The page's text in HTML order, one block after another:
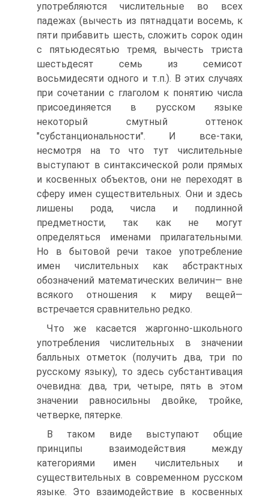
употребляются числительные во всех
падежах (вычесть из пятнадцати восемь, к
пяти прибавить шесть, сложить сорок один
с пятьюдесятью тремя, вычесть триста
шестьдесят семь из семисот
восьмидесяти одного и т.п.). В этих случаях
при сочетании с глаголом к понятию числа
присоединяется в русском языке
некоторый смутный оттенок
"субстанциональности". И все-таки,
несмотря на то что тут числительные
выступают в синтаксической роли прямых
и косвенных объектов, они не переходят в
сферу имен существительных. Они и здесь
лишены рода, числа и подлинной
предметности, так как не могут
определяться именами прилагательными.
Но в бытовой речи такое употребление
имен числительных как абстрактных
обозначений математических величин— вне
всякого отношения к миру вещей—
встречается сравнительно редко.
Что же касается жаргонно-школьного
употребления числительных в значении
балльных отметок (получить два, три по
русскому языку), то здесь субстантивация
очевидна: два, три, четыре, пять в этом
значении равносильны двойке, тройке,
четверке, пятерке.
В таком виде выступают общие
принципы взаимодействия между
категориями имен числительных и
существительных в современном русском
языке. Это взаимодействие в косвенных